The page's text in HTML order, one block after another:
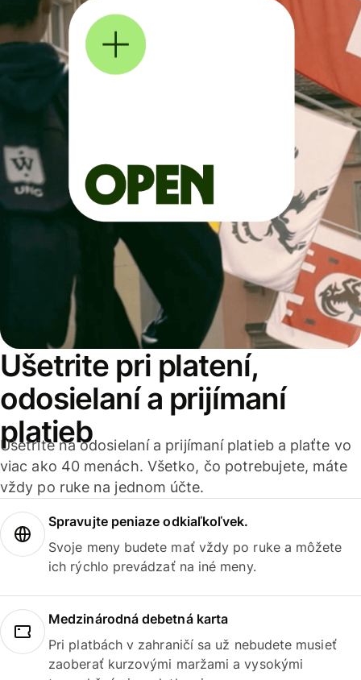
Ušetrite pri platení,
odosielaní a prijímaní
platieb
Ušetrite na odosielaní a prijímaní platieb a plaťte vo
viac ako 40 menách. Všetko, čo potrebujete, máte
vždy po ruke na jednom účte.
Spravujte peniaze odkiaľkoľvek.
Svoje meny budete mať vždy po ruke a môžete
ich rýchlo prevádzať na iné meny.
Medzinárodná debetná karta
Pri platbách v zahraničí sa už nebudete musieť
zaoberať kurzovými maržami a vysokými